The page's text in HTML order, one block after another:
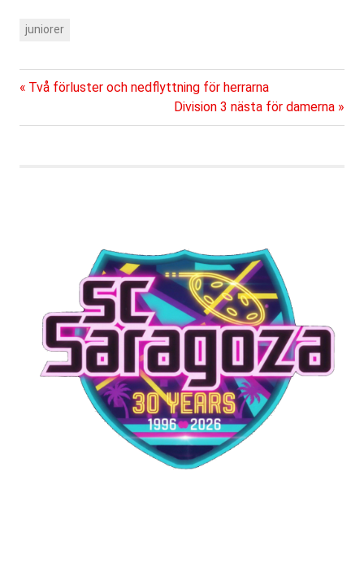
juniorer
Inläggsnavigering
Föregående
Två förluster och nedflyttning för herrarna
Nästa
inlägg:
Division 3 nästa för damerna